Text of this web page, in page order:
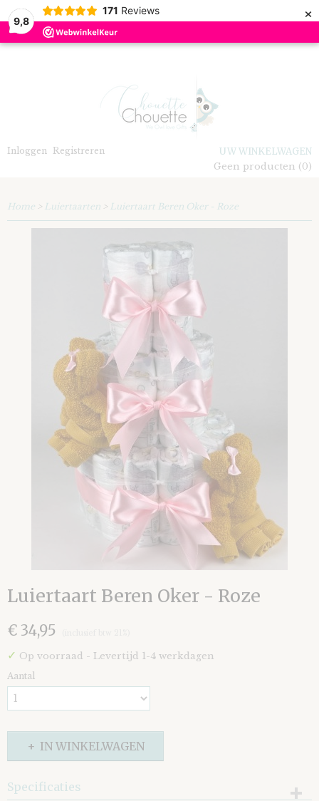
9,8
171 Reviews ×
Inloggen Registreren
UW WINKELWAGEN
Geen producten (0)
Home > Luiertaarten > Luiertaart Beren Oker - Roze
Luiertaart Beren Oker - Roze
€ 34,95
✓ Op voorraad - Levertijd 1-4 werkdagen
Aantal
IN WINKELWAGEN
Specificaties